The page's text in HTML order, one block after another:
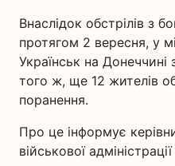
Внаслідок обстрілів з
протягом 2 вересня, у
Українськ на Донеччині
того ж, ще 12 жителів
поранення.
Про це інформує
військової